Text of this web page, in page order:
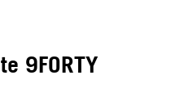
9FORTY